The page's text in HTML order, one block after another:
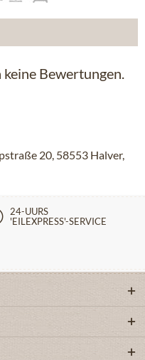
Bewertungen.
20, 58553 Halver,
24-UURS
'EILEXPRESS'-SERVICE